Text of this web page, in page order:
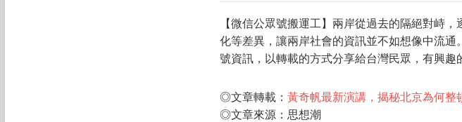
【微信公眾號搬運工】兩岸從過去的隔絕對峙
化等差異，讓兩岸社會的資訊並不如想像中流
號資訊，以轉載的方式分享給台灣民眾，有興趣
◎文章轉載： 黃奇帆最新演講，揭秘北京為何整
◎文章來源： 思想潮